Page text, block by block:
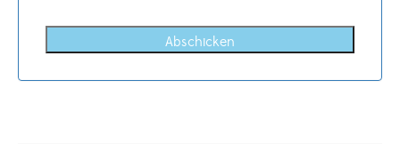
Abschicken